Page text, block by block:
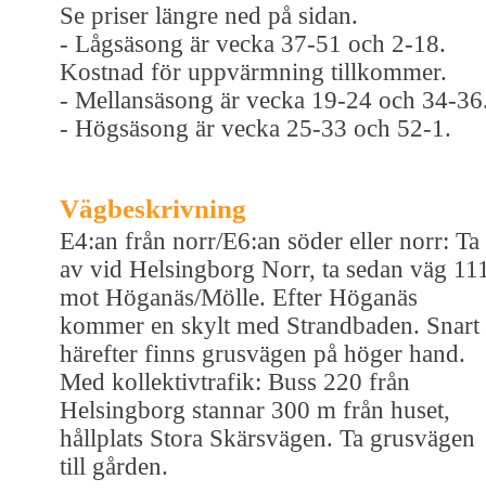
Se priser längre ned på sidan.
- Lågsäsong är vecka 37-51 och 2-18.
Kostnad för uppvärmning tillkommer.
- Mellansäsong är vecka 19-24 och 34-
- Högsäsong är vecka 25-33 och 52-1.
Vägbeskrivning
E4:an från norr/E6:an söder eller norr: Ta
av vid Helsingborg Norr, ta sedan väg
mot Höganäs/Mölle. Efter Höganäs
kommer en skylt med Strandbaden. Snart
härefter finns grusvägen på höger hand.
Med kollektivtrafik: Buss 220 från
Helsingborg stannar 300 m från huset,
hållplats Stora Skärsvägen. Ta grusvägen
till gården.